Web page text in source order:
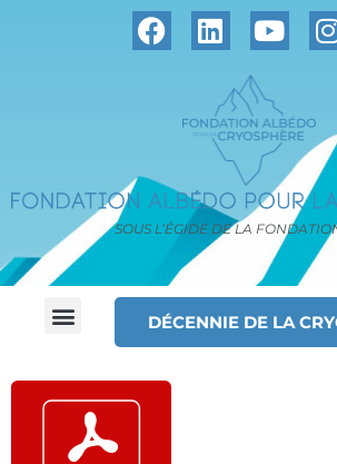
SOUS L’ÉGIDE DE LA
DÉCENNIE DE LA